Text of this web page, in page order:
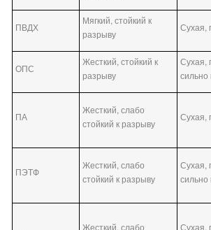
ПВДХ
Мягкий, стойкий к
разрыву
Сухая,
ОПС
Жесткий, стойкий к
разрыву
Сухая,
ПА
Жесткий, слабо
стойкий к разрыву
Сухая,
ПЭТФ
Жесткий, слабо
стойкий к разрыву
Сухая,
Жесткий, слабо
Сухая,